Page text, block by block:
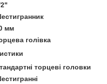
мм
голівка
торцеві головки